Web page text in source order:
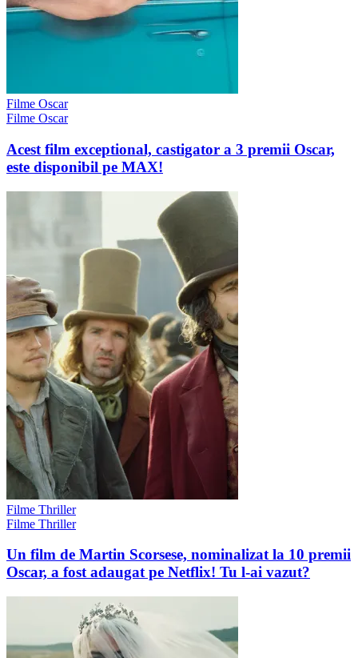
Filme Oscar
Filme Oscar
Acest film exceptional, castigator a 3 premii Oscar,
este disponibil pe MAX!
Filme Thriller
Filme Thriller
Un film de Martin Scorsese, nominalizat la 10 premii
Oscar, a fost adaugat pe Netflix! Tu l-ai vazut?